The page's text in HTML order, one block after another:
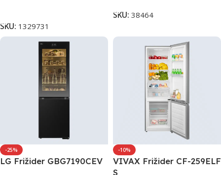
SKU: 1329731
SKU: 38464
-25%
LG Frižider GBG7190CEV
-10%
VIVAX Frižider CF-259ELF
S